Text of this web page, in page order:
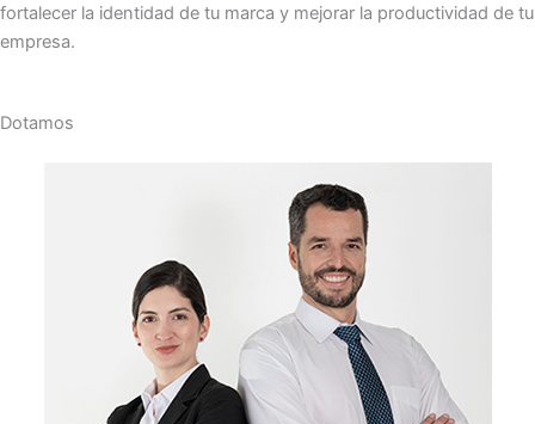
fortalecer la identidad de tu marca y mejorar la productividad de tu
empresa.
Dotamos